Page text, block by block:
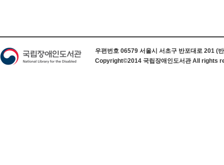
우편번호 06579 서울시 서초구 반포대로 201 (
Copyright©2014 국립장애인도서관 All rights